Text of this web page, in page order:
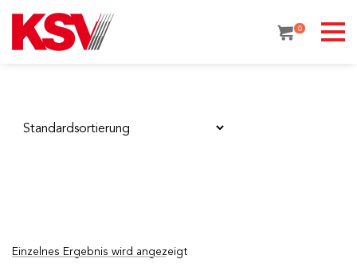
content
0
Einzelnes Ergebnis wird angezeigt